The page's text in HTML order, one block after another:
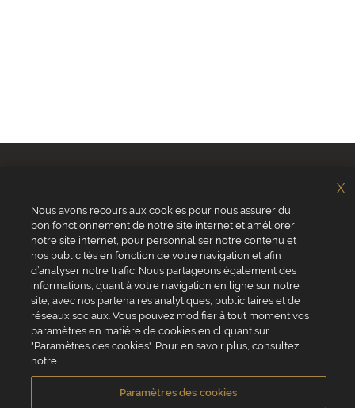
Chi siamo?
Sito web valrhona.com
Perché ordinare online?
Domande frequenti
Contattaci
Valrhona
Pariani
Norohy
Adamance
La Rose Noire
Chocolatree
Nous avons recours aux cookies pour nous assurer du
bon fonctionnement de notre site internet et améliorer
notre site internet, pour personnaliser notre contenu et
nos publicités en fonction de votre navigation et afin
d’analyser notre trafic. Nous partageons également des
informations, quant à votre navigation en ligne sur notre
site, avec nos partenaires analytiques, publicitaires et de
réseaux sociaux. Vous pouvez modifier à tout moment vos
paramètres en matière de cookies en cliquant sur
"Paramètres des cookies". Pour en savoir plus, consultez
notre
Paramètres des cookies
X